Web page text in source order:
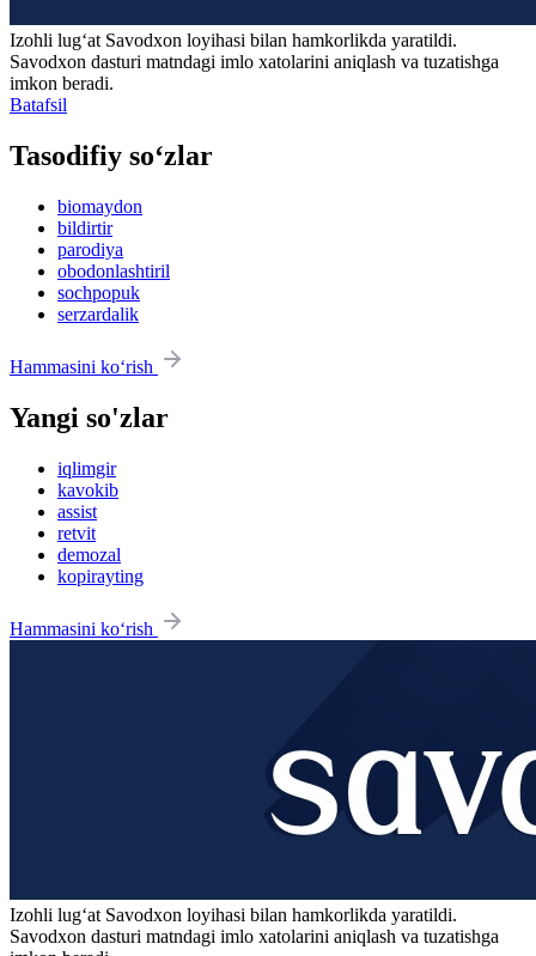
Izohli lugʻat Savodxon loyihasi bilan hamkorlikda yaratildi.
Savodxon dasturi matndagi imlo xatolarini aniqlash va tuzatishga
imkon beradi.
Batafsil
Tasodifiy so‘zlar
biomaydon
bildirtir
parodiya
obodonlashtiril
sochpopuk
serzardalik
Hammasini ko‘rish
Yangi so'zlar
iqlimgir
kavokib
assist
retvit
demozal
kopirayting
Hammasini ko‘rish
Izohli lugʻat Savodxon loyihasi bilan hamkorlikda yaratildi.
Savodxon dasturi matndagi imlo xatolarini aniqlash va tuzatishga